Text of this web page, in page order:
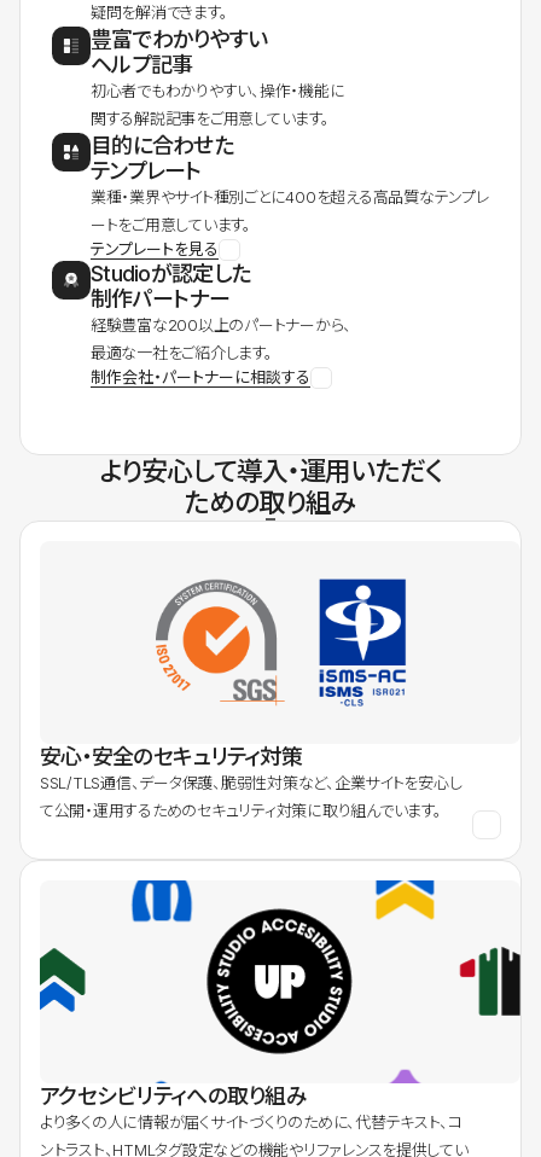
疑問を解消できます。
豊富でわかりやすい
ヘルプ記事
初心者でもわかりやすい、操作・機能に
関する解説記事をご用意しています。
目的に合わせた
テンプレート
業種・業界やサイト種別ごとに400を超える高品質なテンプレ
ートをご用意しています。
テンプレートを見る
Studioが認定した
制作パートナー
経験豊富な200以上のパートナーから、
最適な一社をご紹介します。
制作会社・パートナーに相談する
より安心して導入・運用いただく
ための取り組み
安心・安全のセキュリティ対策
SSL/TLS通信、データ保護、脆弱性対策など、企業サイトを安心し
て公開・運用するためのセキュリティ対策に取り組んでいます。
アクセシビリティへの取り組み
より多くの人に情報が届くサイトづくりのために、代替テキスト、コ
ントラスト、HTMLタグ設定などの機能やリファレンスを提供してい